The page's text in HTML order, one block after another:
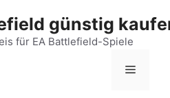
günstig
für EA Battlefield-Spiele
Menü